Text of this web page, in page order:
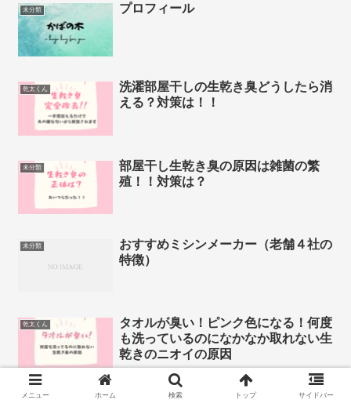
未分類 プロフィール
乾太くん
洗濯部屋干しの生乾き臭どうしたら消
える？対策は！！
未分類
部屋干し生乾き臭の原因は雑菌の繁
殖！！対策は？
未分類
おすすめミシンメーカー（老舗４社の
特徴）
乾太くん
タオルが臭い！ピンク色になる！何度
も洗っているのになかなか取れない生
乾きのニオイの原因
メニュー ホーム 検索 トップ サイドバー